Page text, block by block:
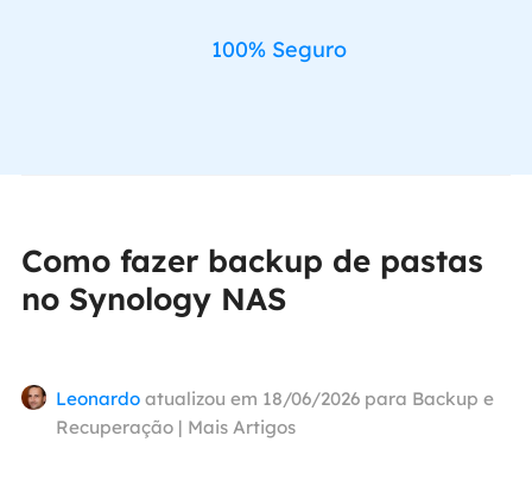
100% Seguro
Como fazer backup de pastas
no Synology NAS
Leonardo atualizou em 18/06/2026 para Backup e
Recuperação | Mais Artigos